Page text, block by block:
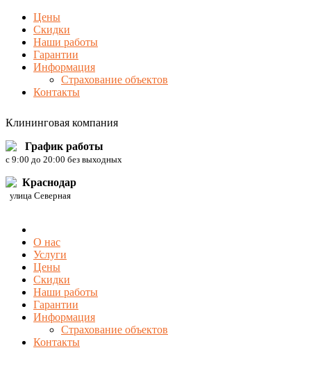
Цены
Скидки
Наши работы
Гарантии
Информация
Страхование объектов
Контакты
Клининговая компания
График работы
c 9:00 до 20:00 без выходных
Краснодар
улица Северная
О нас
Услуги
Цены
Скидки
Наши работы
Гарантии
Информация
Страхование объектов
Контакты